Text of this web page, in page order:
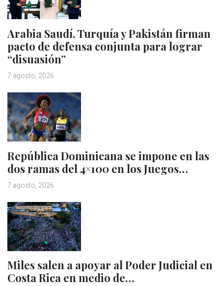
Arabia Saudí, Turquía y Pakistán firman
pacto de defensa conjunta para lograr
“disuasión”
7 agosto, 2026
República Dominicana se impone en las
dos ramas del 4×100 en los Juegos…
7 agosto, 2026
Miles salen a apoyar al Poder Judicial en
Costa Rica en medio de…